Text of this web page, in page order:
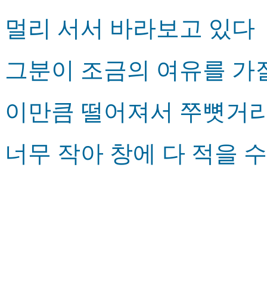
멀리 서서 바라보고 있다
그분이 조금의 여유를 가
이만큼 떨어져서 쭈뼛거
너무 작아 창에 다 적을